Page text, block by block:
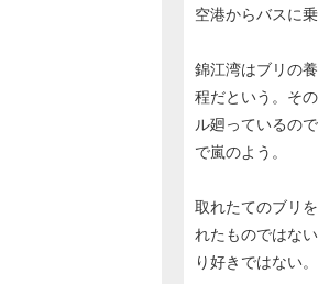
空港からバスに
錦江湾はブリの
程だという。そ
ル廻っているの
で嵐のよう。
取れたてのブリ
れたものではな
り好きではない